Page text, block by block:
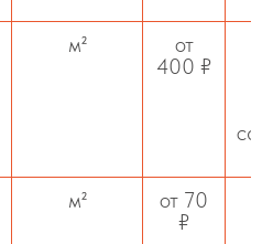
м²
от
400 ₽
м²
от 70
₽